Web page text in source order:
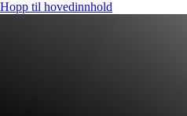
Hopp til hovedinnhold